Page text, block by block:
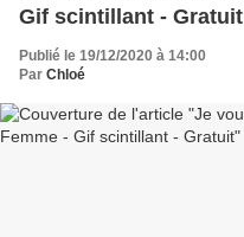
Gif scintillant - Gratuit
Publié le 19/12/2020 à 14:00
Par Chloé